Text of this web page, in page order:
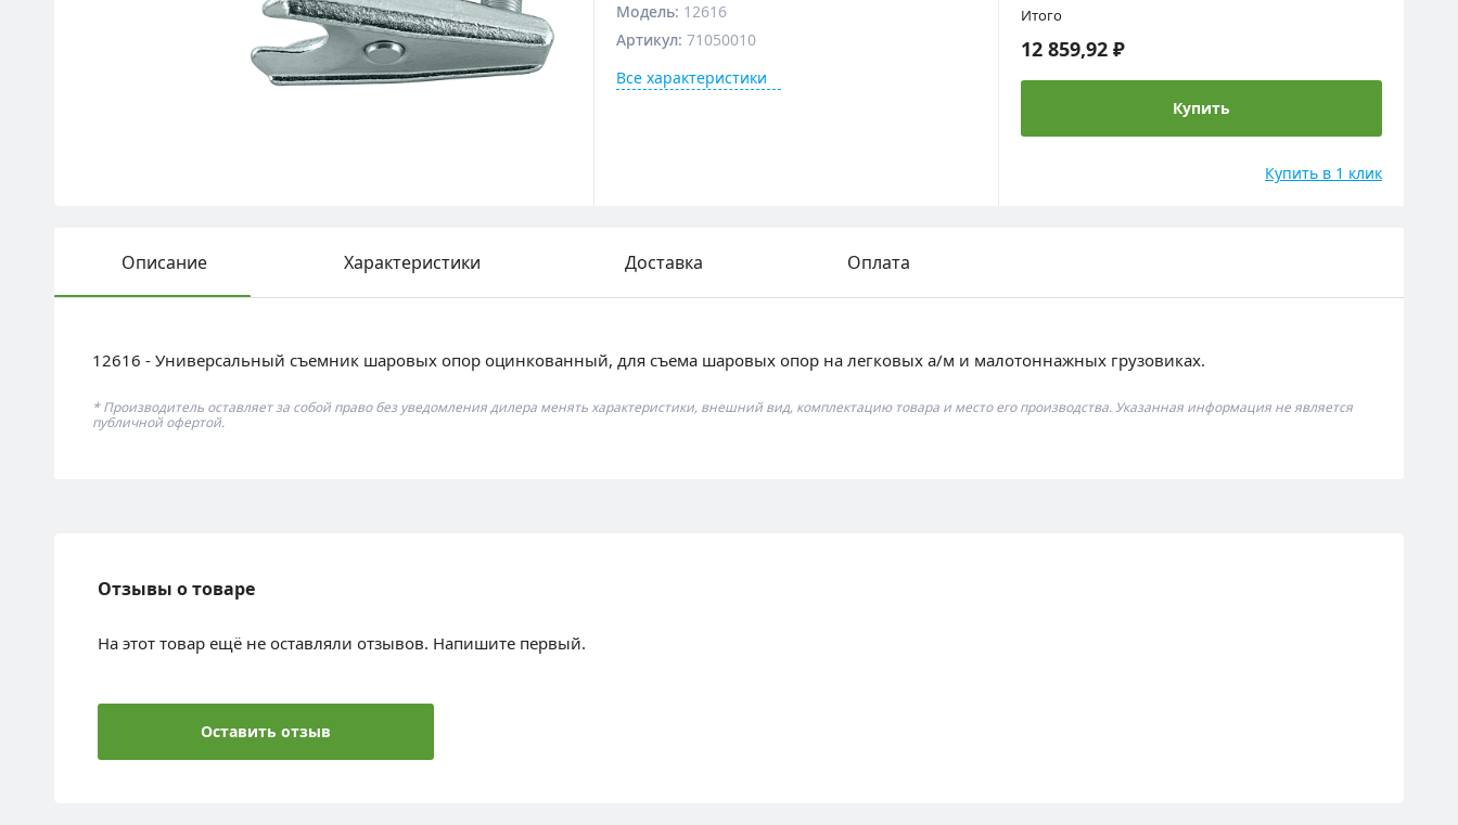
Модель: 12616
Артикул: 71050010
Все характеристики
Итого
12 859,92 ₽
Купить
Купить в 1 клик
Описание Характеристики Доставка Оплата
12616 - Универсальный съемник шаровых опор оцинкованный, для съема шаровых опор на легковых а/м и малотоннажных грузовиках.
* Производитель оставляет за собой право без уведомления дилера менять характеристики, внешний вид, комплектацию товара и место его производства. Указанная информация не является
публичной офертой.
Отзывы о товаре
На этот товар ещё не оставляли отзывов. Напишите первый.
Оставить отзыв